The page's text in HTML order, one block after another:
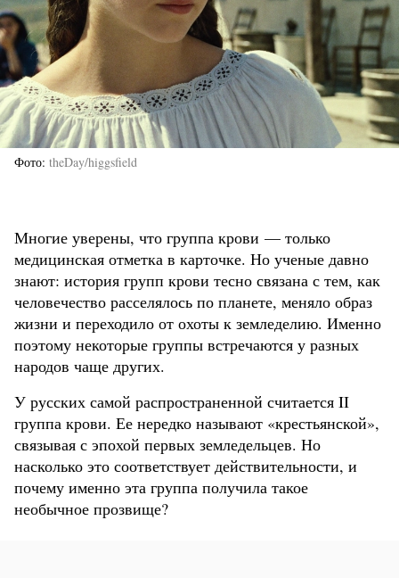
Фото theDay/higgsfield
Многие уверены, что группа крови — только
медицинская отметка в карточке. Но ученые давно
знают: история групп крови тесно связана с тем, как
человечество расселялось по планете, меняло образ
жизни и переходило от охоты к земледелию. Именно
поэтому некоторые группы встречаются у разных
народов чаще других.
У русских самой распространенной считается II
группа крови. Ее нередко называют «крестьянской»,
связывая с эпохой первых земледельцев. Но
насколько это соответствует действительности, и
почему именно эта группа получила такое
необычное прозвище?